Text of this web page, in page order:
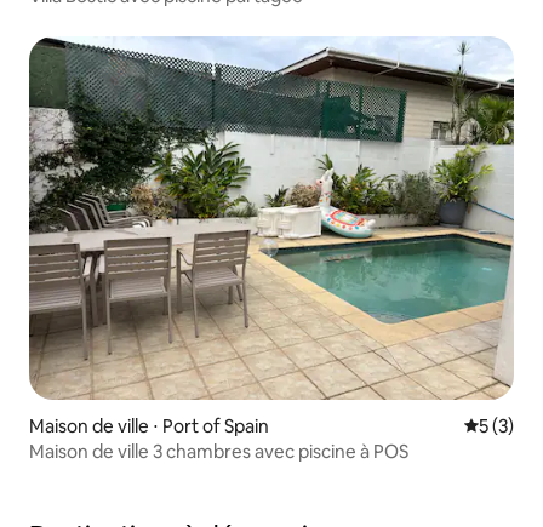
Maison de ville ⋅ Port of Spain
5 (3)
Maison de ville 3 chambres avec piscine à POS